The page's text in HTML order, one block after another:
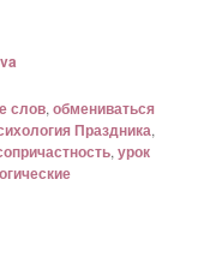
слов,обмениваться
Праздника,
,урок